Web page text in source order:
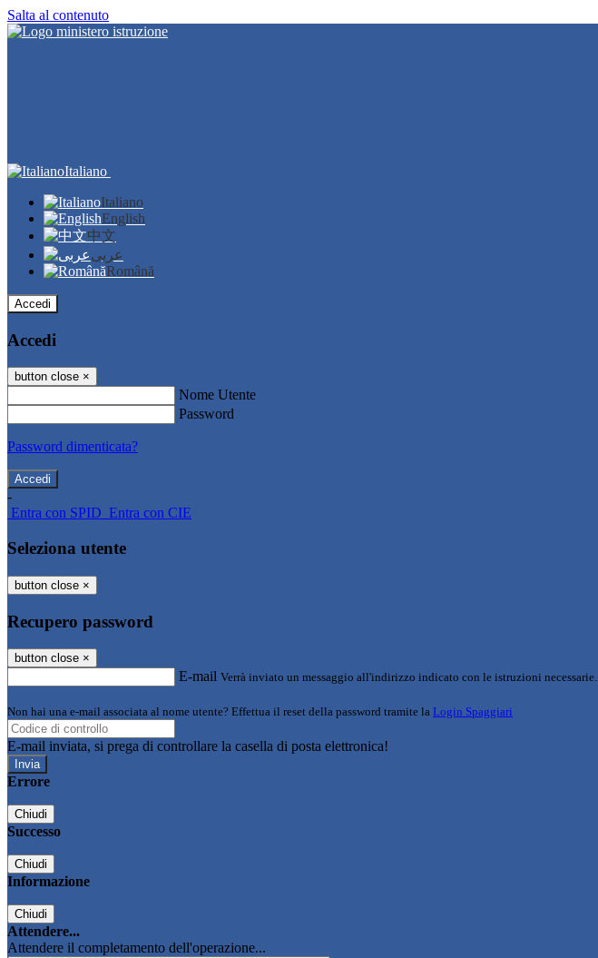
Salta al contenuto
Italiano
Italiano
English
中文
عربى
Română
Accedi
Accedi
button close ×
Nome Utente
Password
Password dimenticata?
-
Entra con SPID Entra con CIE
Seleziona utente
button close ×
Recupero password
button close ×
E-mail Verrà inviato un messaggio all'indirizzo indicato con le istruzioni necessarie.
Non hai una e-mail associata al nome utente? Effettua il reset della password tramite la Login Spaggiari
E-mail inviata, si prega di controllare la casella di posta elettronica!
Errore
Chiudi
Successo
Chiudi
Informazione
Chiudi
Attendere...
Attendere il completamento dell'operazione...